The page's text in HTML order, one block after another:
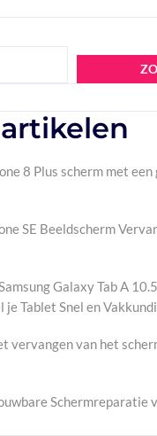
8 Plus scherm met
SE Beeldscherm
Galaxy Tab A
Tablet Snel en
vervangen van het
Schermreparatie